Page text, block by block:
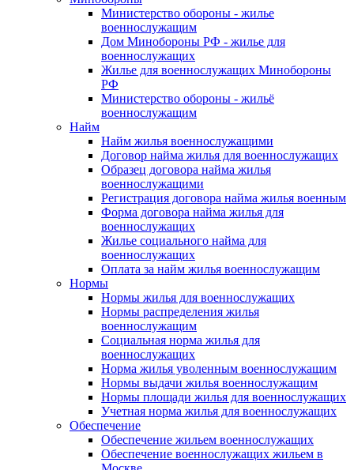
Министерство обороны - жилье
военнослужащим
Дом Минобороны РФ - жилье для
военнослужащих
Жилье для военнослужащих Минобороны
РФ
Министерство обороны - жильё
военнослужащим
Найм
Найм жилья военнослужащими
Договор найма жилья для военнослужащих
Образец договора найма жилья
военнослужащими
Регистрация договора найма жилья военным
Форма договора найма жилья для
военнослужащих
Жилье социального найма для
военнослужащих
Оплата за найм жилья военнослужащим
Нормы
Нормы жилья для военнослужащих
Нормы распределения жилья
военнослужащим
Социальная норма жилья для
военнослужащих
Норма жилья уволенным военнослужащим
Нормы выдачи жилья военнослужащим
Нормы площади жилья для военнослужащих
Учетная норма жилья для военнослужащих
Обеспечение
Обеспечение жильем военнослужащих
Обеспечение военнослужащих жильем в